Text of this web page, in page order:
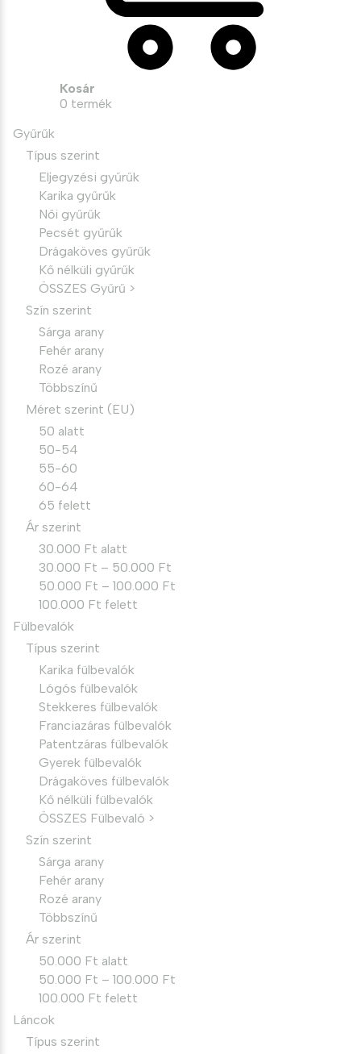
Kosár
0 termék
Gyűrűk
Típus szerint
Eljegyzési gyűrűk
Karika gyűrűk
Női gyűrűk
Pecsét gyűrűk
Drágaköves gyűrűk
Kő nélküli gyűrűk
ÖSSZES Gyűrű >
Szín szerint
Sárga arany
Fehér arany
Rozé arany
Többszínű
Méret szerint (EU)
50 alatt
50-54
55-60
60-64
65 felett
Ár szerint
30.000 Ft alatt
30.000 Ft – 50.000 Ft
50.000 Ft – 100.000 Ft
100.000 Ft felett
Fülbevalók
Típus szerint
Karika fülbevalók
Lógós fülbevalók
Stekkeres fülbevalók
Franciazáras fülbevalók
Patentzáras fülbevalók
Gyerek fülbevalók
Drágaköves fülbevalók
Kő nélküli fülbevalók
ÖSSZES Fülbevaló >
Szín szerint
Sárga arany
Fehér arany
Rozé arany
Többszínű
Ár szerint
50.000 Ft alatt
50.000 Ft – 100.000 Ft
100.000 Ft felett
Láncok
Típus szerint